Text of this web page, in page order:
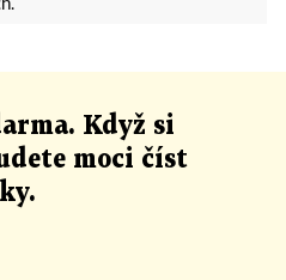
Když si
moci číst
.